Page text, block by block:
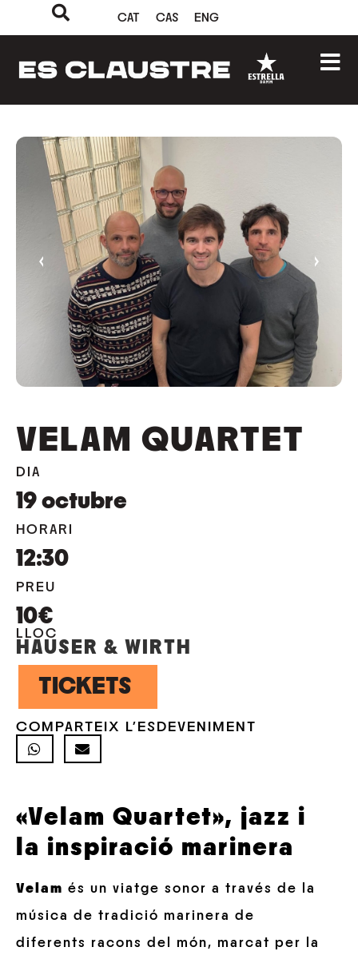
CAT CAS ENG
‹ ›
VELAM QUARTET
DIA
19 octubre
HORARI
12:30
PREU
10€
LLOC
HAUSER & WIRTH
TICKETS
COMPARTEIX L'ESDEVENIMENT
«Velam Quartet», jazz i
la inspiració marinera
Velam és un viatge sonor a través de la
música de tradició marinera de
diferents racons del món, marcat per la